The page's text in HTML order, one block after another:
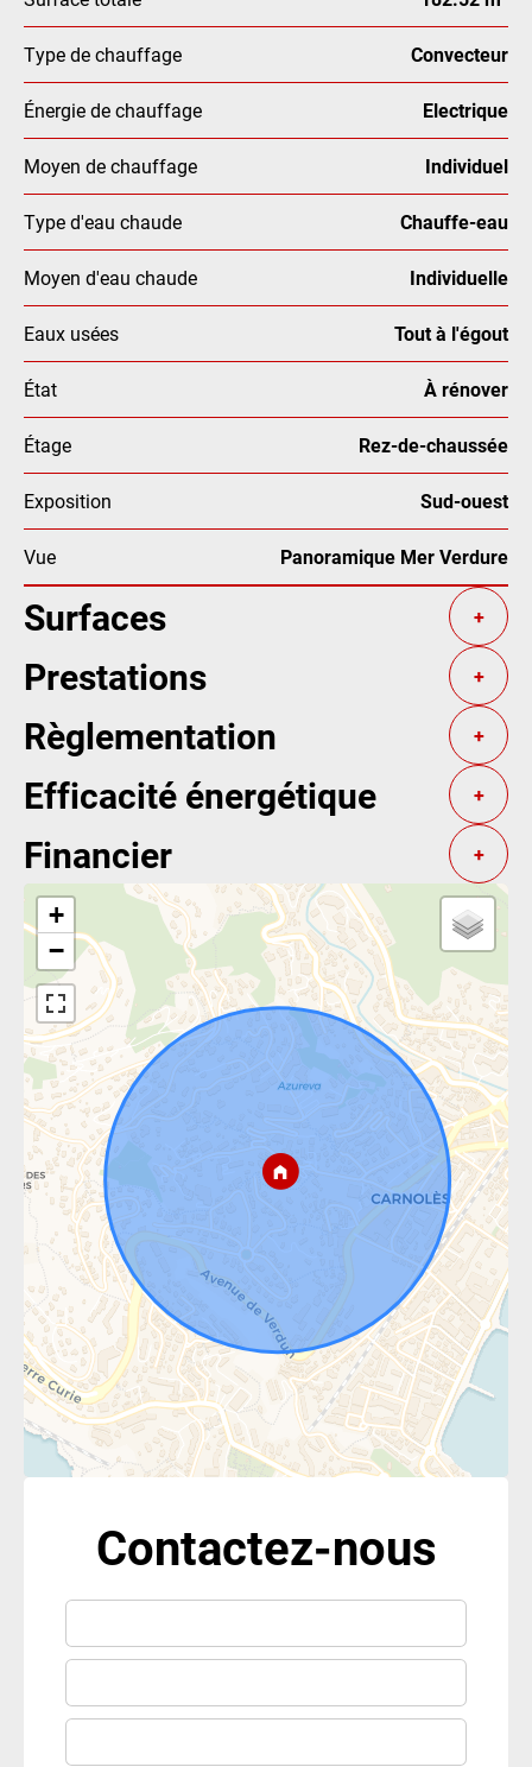
Type de chauffage Convecteur
Énergie de chauffage Electrique
Moyen de chauffage Individuel
Type d'eau chaude Chauffe-eau
Moyen d'eau chaude Individuelle
Eaux usées Tout à l'égout
État À rénover
Étage Rez-de-chaussée
Exposition Sud-ouest
Vue Panoramique Mer Verdure
Surfaces +
Prestations +
Règlementation +
Efficacité énergétique +
Financier +
+
−
Contactez-nous